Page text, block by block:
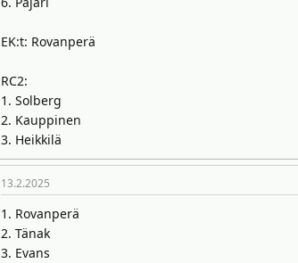
EK:t: Rovanperä
RC2:
1. Solberg
2. Kauppinen
3. Heikkilä
13.2.2025
1. Rovanperä
2. Tänak
3. Evans